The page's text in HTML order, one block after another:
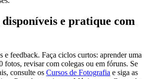
disponíveis e pratique com
e feedback. Faça ciclos curtos: aprender uma
fotos, revisar com colegas ou em fóruns. Se
consulte os Cursos de Fotografia e siga as